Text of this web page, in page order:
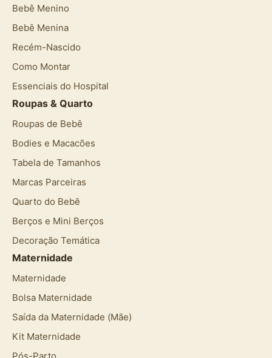
Bebê Menino
Bebê Menina
Recém-Nascido
Como Montar
Essenciais do Hospital
Roupas & Quarto
Roupas de Bebê
Bodies e Macacões
Tabela de Tamanhos
Marcas Parceiras
Quarto do Bebê
Berços e Mini Berços
Decoração Temática
Maternidade
Maternidade
Bolsa Maternidade
Saída da Maternidade (Mãe)
Kit Maternidade
Pós-Parto